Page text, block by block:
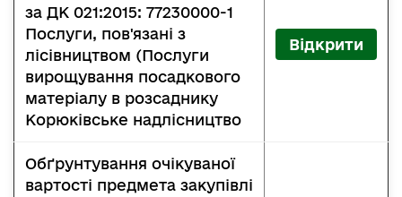
за ДК 021:2015: 77230000-1
Послуги, пов'язані з
лісівництвом (Послуги
вирощування посадкового
матеріалу в розсаднику
Корюківське надлісництво
Відкрити
Обґрунтування очікуваної
вартості предмета закупівлі